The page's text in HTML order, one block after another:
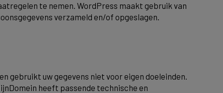
te nemen. WordPress maakt gebruik van
verzameld en/of opgeslagen.
gebruikt uw gegevens niet voor eigen doeleinden.
heeft passende technische en